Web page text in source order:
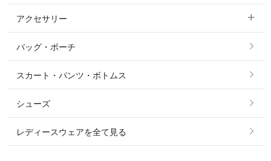
ニット・セーター
シャツ・ブラウス・ワンピース
ショーシャツ
すべてのファッション雑貨
ソックス
ベルト
アクセサリー
すべてのアクセサリー
リング
ピアス・イヤリング
バッグ・ポーチ
スカート・パンツ・ボトムス
シューズ
レディースウェアを全て見る